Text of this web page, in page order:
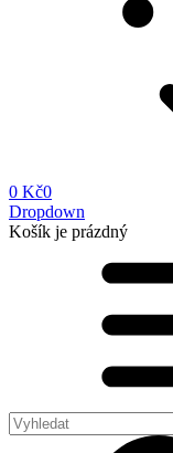
0 Kč0
Dropdown
Košík je prázdný